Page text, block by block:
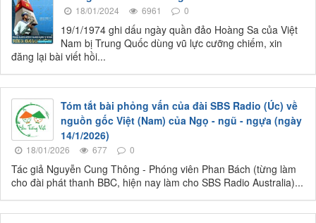
18/01/2024 6961 0
19/1/1974 ghi dấu ngày quần đảo Hoàng Sa của Việt
Nam bị Trung Quốc dùng vũ lực cưỡng chiếm, xin
đăng lại bài viết hồi...
Tóm tắt bài phỏng vấn của đài SBS Radio (Úc) về
nguồn gốc Việt (Nam) của Ngọ - ngũ - ngựa (ngày
14/1/2026)
18/01/2026 677 0
Tác giả Nguyễn Cung Thông - Phóng viên Phan Bách (từng làm
cho đài phát thanh BBC, hiện nay làm cho SBS Radio Australia)...